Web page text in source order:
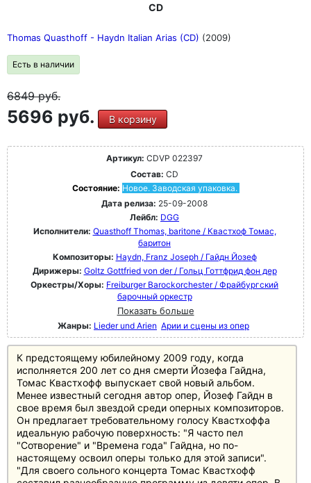
CD
Thomas Quasthoff - Haydn Italian Arias (CD) (2009)
Есть в наличии
6849руб.
5696 руб. В корзину
Артикул: CDVP 022397
Состав: CD
Состояние: Новое. Заводская упаковка.
Дата релиза: 25-09-2008
Лейбл: DGG
Исполнители: Quasthoff Thomas, baritone / Квастхоф Томас,
баритон
Композиторы: Haydn, Franz Joseph / Гайдн Йозеф
Дирижеры: Goltz Gottfried von der / Гольц Готтфрид фон дер
Оркестры/Хоры: Freiburger Barockorchester / Фрайбургский
барочный оркестр
Показать больше
Жанры: Lieder und Arien Арии и сцены из опер
К предстоящему юбилейному 2009 году, когда
исполняется 200 лет со дня смерти Йозефа Гайдна,
Томас Квастхофф выпускает свой новый альбом.
Менее известный сегодня автор опер, Йозеф Гайдн в
свое время был звездой среди оперных композиторов.
Он предлагает требовательному голосу Квастхоффа
идеальную рабочую поверхность: "Я часто пел
"Сотворение" и "Времена года" Гайдна, но по-
настоящему освоил оперы только для этой записи".
"Для своего сольного концерта Томас Квастхофф